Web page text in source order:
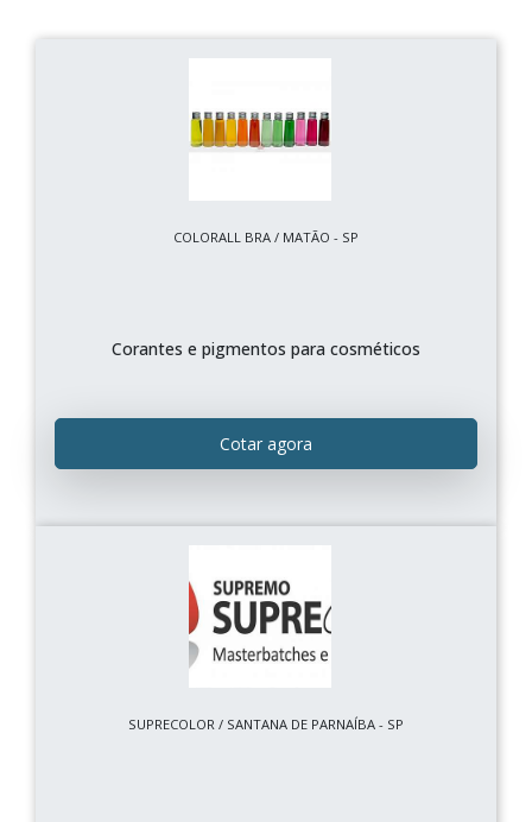
COLORALL BRA / MATÃO - SP
Corantes e pigmentos para cosméticos
Cotar agora
SUPRECOLOR / SANTANA DE PARNAÍBA - SP